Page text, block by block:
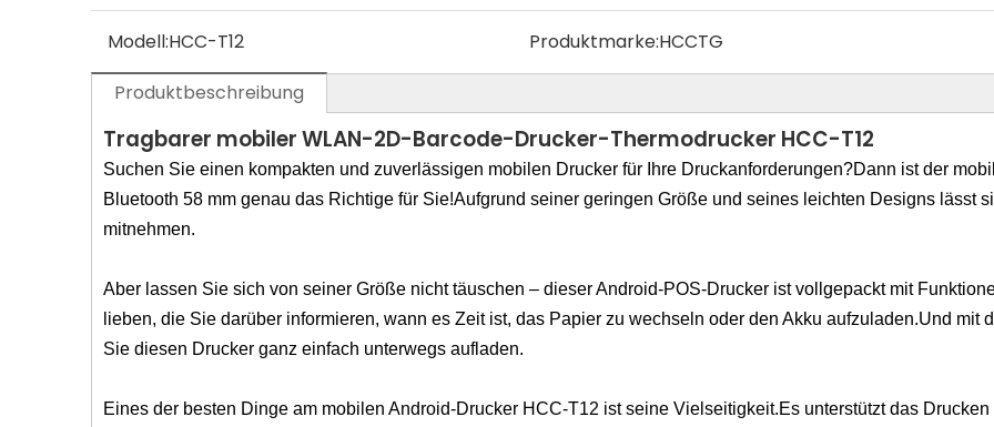
Modell:HCC-T12 Produktmarke:HCCTG
Produktbeschreibung
Tragbarer mobiler WLAN-2D-Barcode-Drucker-Thermodrucker HCC-T12
Suchen Sie einen kompakten und zuverlässigen mobilen Drucker für Ihre Druckanforderungen?Dann ist der
Bluetooth 58 mm genau das Richtige für Sie!Aufgrund seiner geringen Größe und seines leichten Designs lässt
mitnehmen.
Aber lassen Sie sich von seiner Größe nicht täuschen – dieser Android-POS-Drucker ist vollgepackt mit
lieben, die Sie darüber informieren, wann es Zeit ist, das Papier zu wechseln oder den Akku aufzuladen.Und mit
Sie diesen Drucker ganz einfach unterwegs aufladen.
Eines der besten Dinge am mobilen Android-Drucker HCC-T12 ist seine Vielseitigkeit.Es unterstützt das